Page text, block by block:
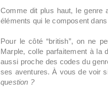
Comme dit plus haut, le genre
éléments qui le composent
Pour le côté “british”, on ne
Marple, colle parfaitement à la
aussi proche des codes du
ses aventures. À vous de voir
question ?